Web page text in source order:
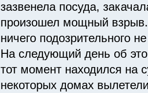
зазвенела посуда,
произошел мощный взрыв.
ничего подозрительного
На следующий день об
тот момент находился на
некоторых домах